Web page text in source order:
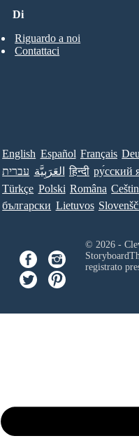
Di
Riguardo a noi
Contattaci
English Español Français
עברית العَرَبِيَّة हिन्दी ру́сский
Türkçe Polski Româna
български Lietuvos
© 2026 -
registrato